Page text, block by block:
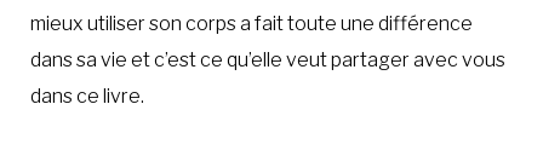
mieux utiliser son corps a fait toute une différence
dans sa vie et c’est ce qu’elle veut partager avec vous
dans ce livre.